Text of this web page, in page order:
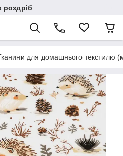
роздріб
для домашнього текстилю